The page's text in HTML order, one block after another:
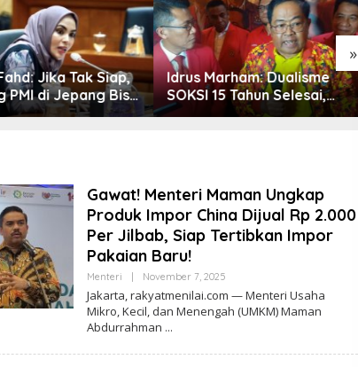
»
Jika Tak Siap,
PMI di Jepang Bisa
bagi SDM
Idrus Marham: Dualisme
SOKSI 15 Tahun Selesai,
Golkar Akui Hanya
Gawat! Menteri Maman Ungkap
Produk Impor China Dijual Rp 2.000
Per Jilbab, Siap Tertibkan Impor
Pakaian Baru!
Menteri November 7, 2025
R
O
A
Jakarta, rakyatmenilai.com — Menteri Usaha
Mikro, Kecil, dan Menengah (UMKM) Maman
Abdurrahman